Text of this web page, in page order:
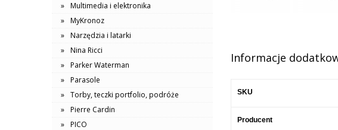
Informacje
SKU
Producent
Multimedia i elektronika
MyKronoz
Narzędzia i latarki
Nina Ricci
Parker Waterman
Parasole
Torby, teczki portfolio, podróże
Pierre Cardin
PICO